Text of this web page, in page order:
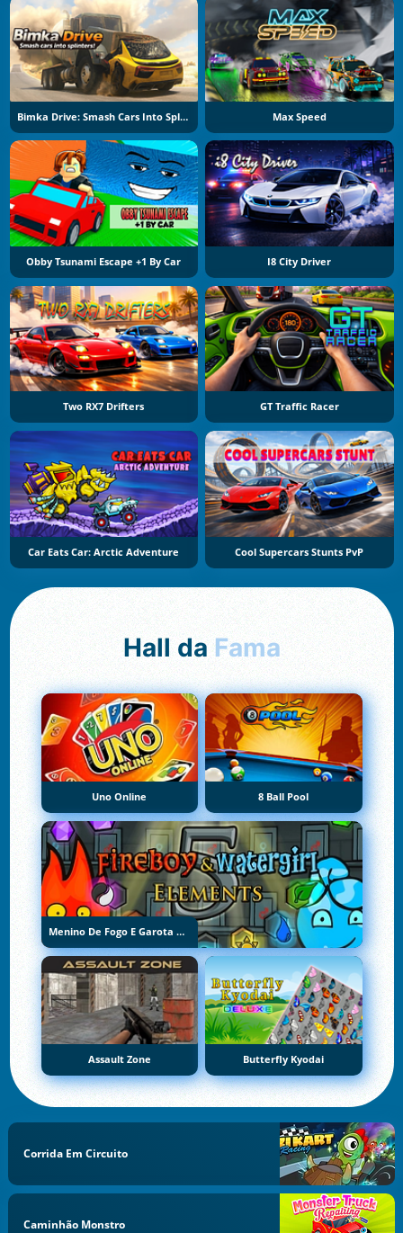
Bimka Drive: Smash Cars Into Splinters Max Speed
Obby Tsunami Escape +1 By Car I8 City Driver
Two RX7 Drifters GT Traffic Racer
Car Eats Car: Arctic Adventure Cool Supercars Stunts PvP
Hall da Fama
Uno Online 8 Ball Pool
Menino De Fogo E Garota De Água 5: Elementos
Assault Zone Butterfly Kyodai
Corrida Em Circuito
Caminhão Monstro